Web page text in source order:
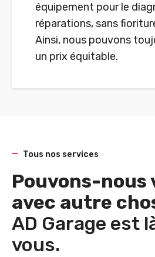
équipement pour le
réparations, sans
Ainsi, nous pouvons
un prix équitable.
Tous nos services
Pouvons-nous
avec autre
AD Garage est
vous.